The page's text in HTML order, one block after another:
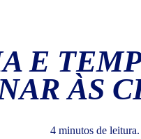
E
ÀS
4 minutos de leitura.